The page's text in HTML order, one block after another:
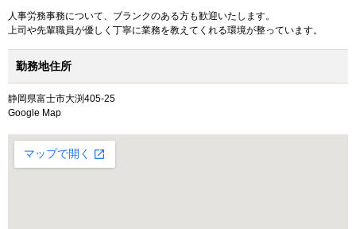
人事労務事務について、ブランクのある方も歓迎いたします。
上司や先輩職員が優しく丁寧に業務を教えてくれる環境が整っています。
勤務地住所
静岡県富士市大渕405-25
Google Map
大きな地図で見る